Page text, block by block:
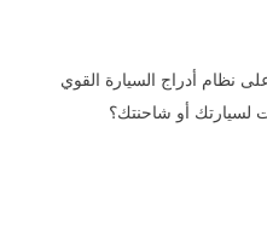
نظام أدراج السيارة القوي
لسيارتك أو شاحنتك؟